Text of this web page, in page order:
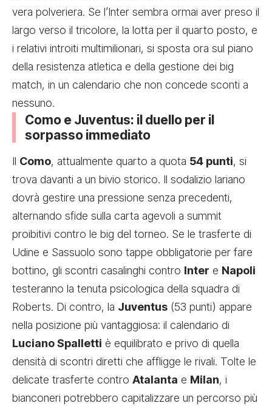
vera polveriera. Se l’Inter sembra ormai aver preso il
largo verso il tricolore, la lotta per il quarto posto, e
i relativi introiti multimilionari, si sposta ora sul piano
della resistenza atletica e della gestione dei big
match, in un calendario che non concede sconti a
nessuno.
Como e Juventus: il duello per il
sorpasso immediato
Il Como, attualmente quarto a quota 54 punti, si
trova davanti a un bivio storico. Il sodalizio lariano
dovrà gestire una pressione senza precedenti,
alternando sfide sulla carta agevoli a summit
proibitivi contro le big del torneo. Se le trasferte di
Udine e Sassuolo sono tappe obbligatorie per fare
bottino, gli scontri casalinghi contro Inter e Napoli
testeranno la tenuta psicologica della squadra di
Roberts. Di contro, la Juventus (53 punti) appare
nella posizione più vantaggiosa: il calendario di
Luciano Spalletti è equilibrato e privo di quella
densità di scontri diretti che affligge le rivali. Tolte le
delicate trasferte contro Atalanta e Milan, i
bianconeri potrebbero capitalizzare un percorso più